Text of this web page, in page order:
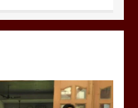
कहा मौलाना कारी
रहमान ने